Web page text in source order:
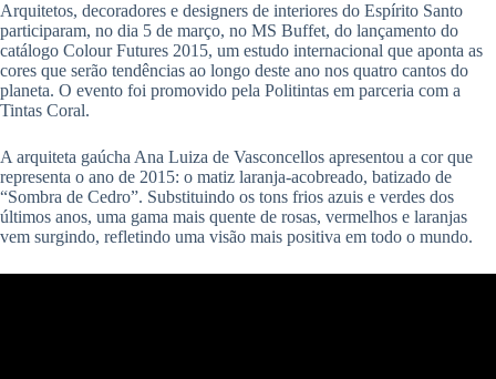
Arquitetos, decoradores e designers de interiores do Espírito Santo
participaram, no dia 5 de março, no MS Buffet, do lançamento do
catálogo Colour Futures 2015, um estudo internacional que aponta as
cores que serão tendências ao longo deste ano nos quatro cantos do
planeta. O evento foi promovido pela Politintas em parceria com a
Tintas Coral.
A arquiteta gaúcha Ana Luiza de Vasconcellos apresentou a cor que
representa o ano de 2015: o matiz laranja-acobreado, batizado de
“Sombra de Cedro”. Substituindo os tons frios azuis e verdes dos
últimos anos, uma gama mais quente de rosas, vermelhos e laranjas
vem surgindo, refletindo uma visão mais positiva em todo o mundo.